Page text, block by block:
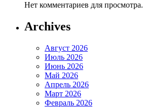
Нет комментариев для просмотра.
Archives
Август 2026
Июль 2026
Июнь 2026
Май 2026
Апрель 2026
Март 2026
Февраль 2026